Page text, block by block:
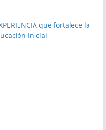
que fortalece la
Inicial